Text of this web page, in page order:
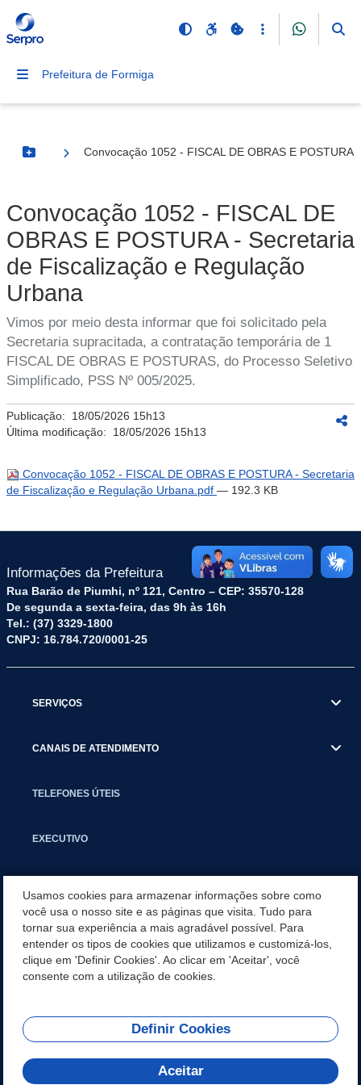
Prefeitura de Formiga
Botão Menu
Convocação 1052 - FISCAL DE OBRAS E
Convocação 1052 - FISCAL DE
OBRAS E POSTURA - Secretaria
de Fiscalização e Regulação
Urbana
Vimos por meio desta informar que foi solicitado pela
Secretaria supracitada, a contratação temporária de 1
FISCAL DE OBRAS E POSTURAS, do Processo Seletivo
Simplificado, PSS Nº 005/2025.
Publicação: 18/05/2026 15h13
Última modificação: 18/05/2026 15h13
Convocação 1052 - FISCAL DE OBRAS E POSTURA - Secretaria
de Fiscalização e Regulação Urbana.pdf — 192.3 KB
Informações da Prefeitura
Rua Barão de Piumhi, nº 121, Centro – CEP: 35570-128
De segunda a sexta-feira, das 9h às 16h
Tel.: (37) 3329-1800
CNPJ: 16.784.720/0001-25
SERVIÇOS
CANAIS DE ATENDIMENTO
TELEFONES ÚTEIS
EXECUTIVO
APLICATIVO
SECRETARIAS
REDES SOCIAIS
Usamos cookies para armazenar informações sobre como
você usa o nosso site e as páginas que visita. Tudo para
tornar sua experiência a mais agradável possível. Para
entender os tipos de cookies que utilizamos e customizá-los,
clique em 'Definir Cookies'. Ao clicar em 'Aceitar', você
consente com a utilização de cookies.
Definir Cookies
Aceitar